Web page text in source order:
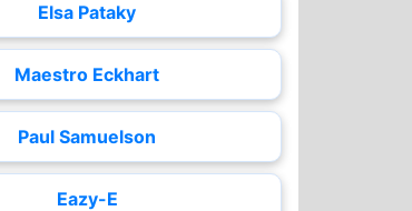
Elsa Pataky
Maestro Eckhart
Paul Samuelson
Eazy-E